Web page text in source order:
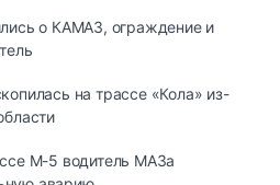
о КАМАЗ, ограждение и
на трассе «Кола» из-
М-5 водитель МАЗа